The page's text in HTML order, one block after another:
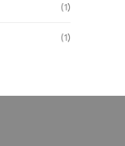
(1)
(1)